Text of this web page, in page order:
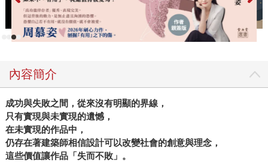
內容簡介
成功與失敗之間，從來沒有明顯的界線，
只有實現與未實現的遺憾，
在未實現的作品中，
仍存在著建築師相信設計可以改變社會的創意與理念，
這些價值讓作品「失而不敗」。